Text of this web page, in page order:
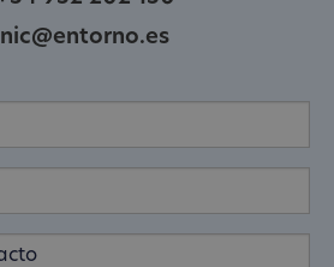
nic@entorno.es